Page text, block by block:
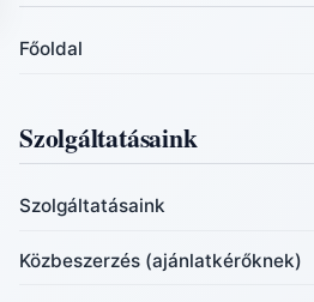
Főoldal
Szolgáltatásaink
Szolgáltatásaink
Közbeszerzés (ajánlatkérőknek)